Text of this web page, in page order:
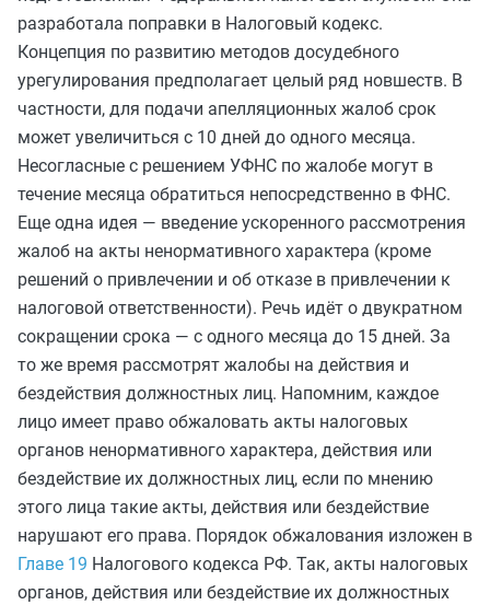
разработала поправки в Налоговый кодекс.
Концепция по развитию методов досудебного
урегулирования предполагает целый ряд новшеств. В
частности, для подачи апелляционных жалоб срок
может увеличиться с 10 дней до одного месяца.
Несогласные с решением УФНС по жалобе могут в
течение месяца обратиться непосредственно в ФНС.
Еще одна идея — введение ускоренного рассмотрения
жалоб на акты ненормативного характера (кроме
решений о привлечении и об отказе в привлечении к
налоговой ответственности). Речь идёт о двукратном
сокращении срока — с одного месяца до 15 дней. За
то же время рассмотрят жалобы на действия и
бездействия должностных лиц. Напомним, каждое
лицо имеет право обжаловать акты налоговых
органов ненормативного характера, действия или
бездействие их должностных лиц, если по мнению
этого лица такие акты, действия или бездействие
нарушают его права. Порядок обжалования изложен в
Главе 19 Налогового кодекса РФ. Так, акты налоговых
органов, действия или бездействие их должностных